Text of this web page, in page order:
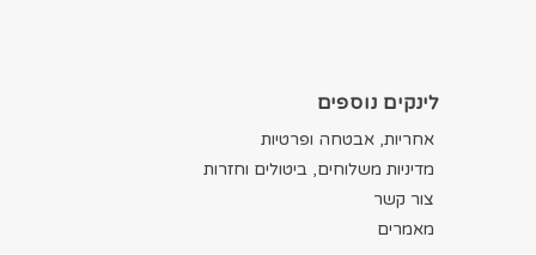
לינקים נוספים
אחריות, אבטחה ופרטיות
מדיניות משלוחים, ביטולים וחזרות
צור קשר
מאמרים